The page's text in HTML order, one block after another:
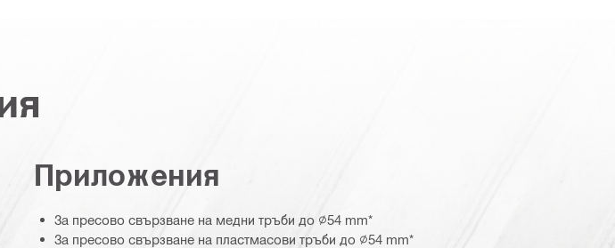
Приложения
За пресово свързване на медни тръби до ∅54 mm*
За пресово свързване на пластмасови тръби до ∅54 mm*